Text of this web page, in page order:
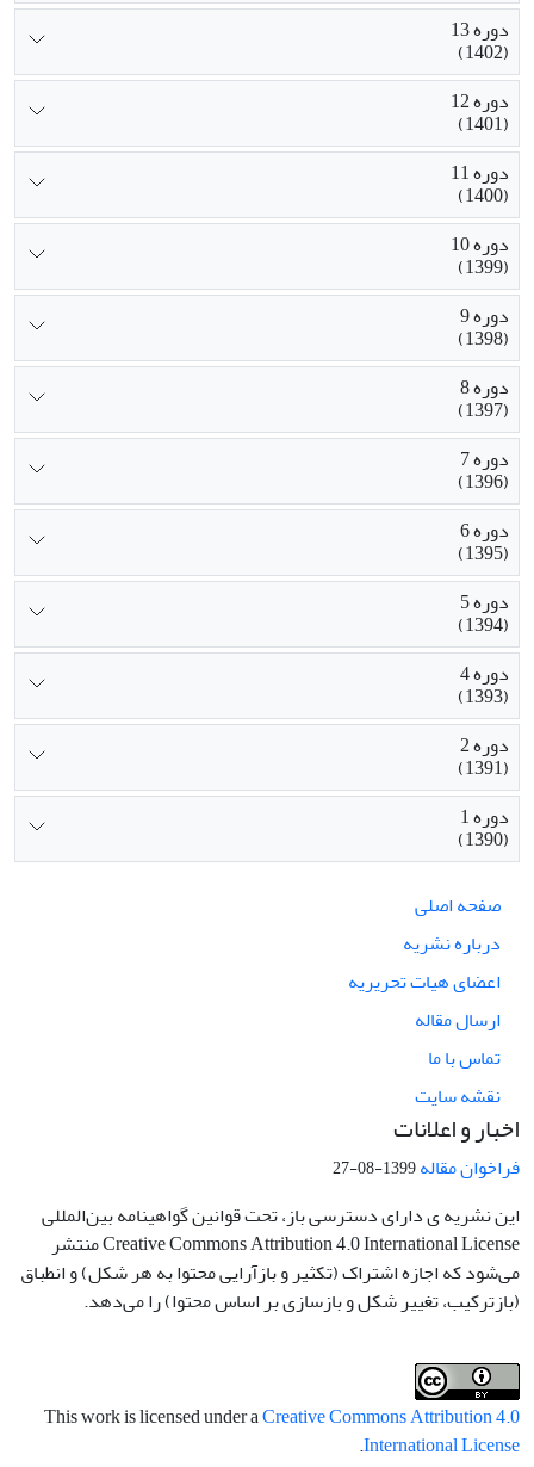
دوره 13
(1402)
دوره 12
(1401)
دوره 11
(1400)
دوره 10
(1399)
دوره 9
(1398)
دوره 8
(1397)
دوره 7
(1396)
دوره 6
(1395)
دوره 5
(1394)
دوره 4
(1393)
دوره 2
(1391)
دوره 1
(1390)
صفحه اصلی
درباره نشریه
اعضای هیات تحریریه
ارسال مقاله
تماس با ما
نقشه سایت
اخبار و اعلانات
فراخوان مقاله1399-08-27
این نشریه ی دارای دسترسی باز، تحت قوانین گواهینامه بین‌المللی
Creative Commons Attribution 4.0 International License منتشر
می‌شود که اجازه اشتراک (تکثیر و بازآرایی محتوا به هر شکل) و انطباق
(بازترکیب، تغییر شکل و بازسازی بر اساس محتوا) را می‌دهد.
This work is licensed under aCreative Commons Attribution 4.0
International License
.